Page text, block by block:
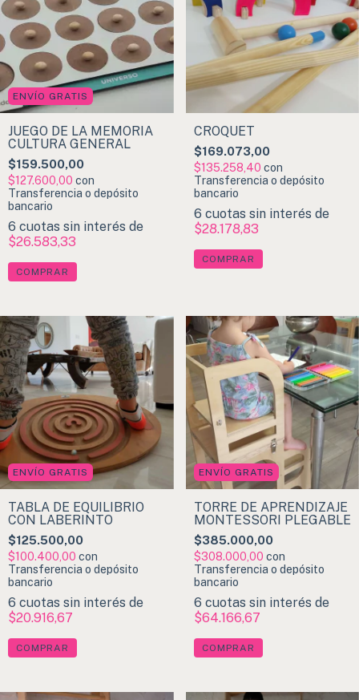
ENVÍO GRATIS
JUEGO DE LA MEMORIA
CULTURA GENERAL
$159.500,00
$127.600,00 con
Transferencia o depósito
bancario
6 cuotas sin interés de
$26.583,33
CROQUET
$169.073,00
$135.258,40 con
Transferencia o depósito
bancario
6 cuotas sin interés de
$28.178,83
ENVÍO GRATIS
TABLA DE EQUILIBRIO
CON LABERINTO
$125.500,00
$100.400,00 con
Transferencia o depósito
bancario
6 cuotas sin interés de
$20.916,67
ENVÍO GRATIS
TORRE DE APRENDIZAJE
MONTESSORI PLEGABLE
$385.000,00
$308.000,00 con
Transferencia o depósito
bancario
6 cuotas sin interés de
$64.166,67